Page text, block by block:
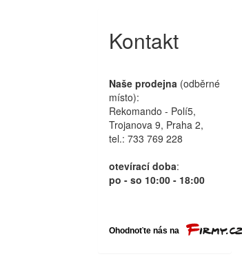
Kontakt
Naše prodejna (odběrné
místo):
Rekomando - Polí5,
Trojanova 9, Praha 2,
tel.: 733 769 228
otevírací doba:
po - so 10:00 - 18:00